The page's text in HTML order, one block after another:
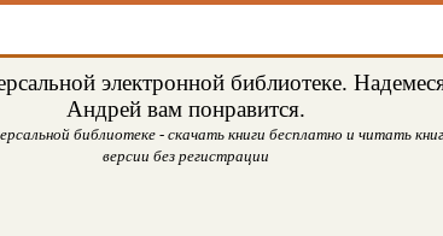
электронной библиотеке.
Андрей вам понравится.
библиотеке - скачать книги бесплатно и читать
версии без регистрации